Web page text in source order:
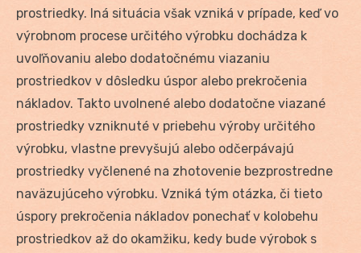
prostriedky. Iná situácia však vzniká v prípade, keď vo
výrobnom procese určitého výrobku dochádza k
uvoľňovaniu alebo dodatočnému viazaniu
prostriedkov v dôsledku úspor alebo prekročenia
nákladov. Takto uvolnené alebo dodatočne viazané
prostriedky vzniknuté v priebehu výroby určitého
výrobku, vlastne prevyšujú alebo odčerpávajú
prostriedky vyčlenené na zhotovenie bezprostredne
naväzujúceho výrobku. Vzniká tým otázka, či tieto
úspory prekročenia nákladov ponechať v kolobehu
prostriedkov až do okamžiku, kedy bude výrobok s